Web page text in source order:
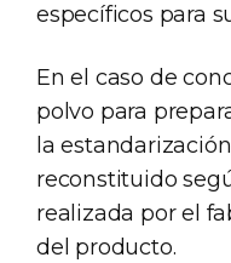
específicos para
En el caso de
polvo para
la
reconstituido
realizada por el
del producto.